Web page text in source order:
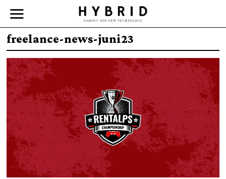
freelance-news-juni23